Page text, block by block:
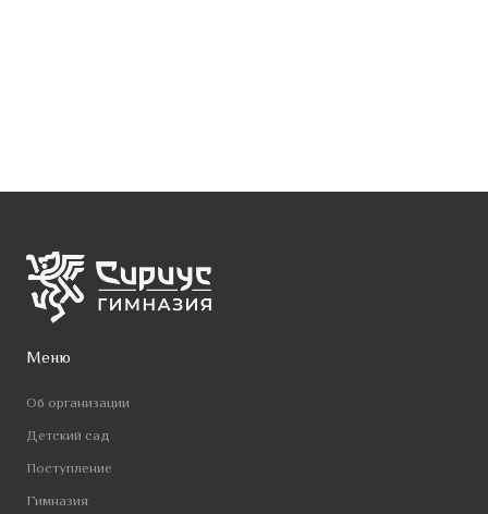
Меню
Об организации
Детский сад
Поступление
Гимназия